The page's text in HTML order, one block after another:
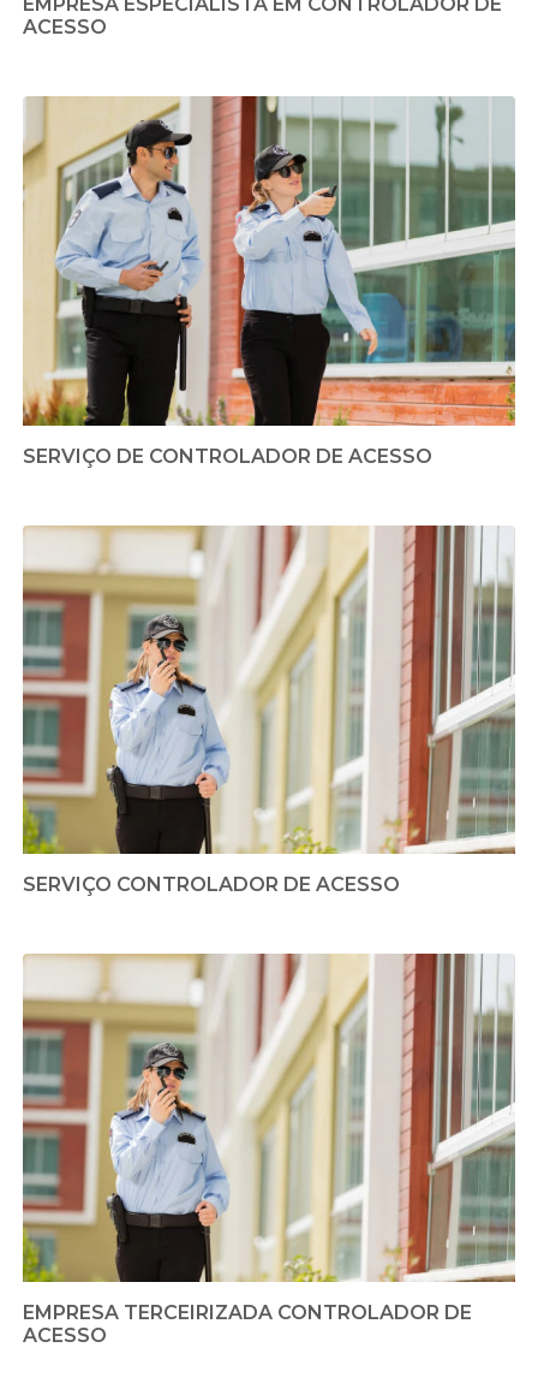
EMPRESA ESPECIALISTA EM CONTROLADOR DE
ACESSO
SERVIÇO DE CONTROLADOR DE ACESSO
SERVIÇO CONTROLADOR DE ACESSO
EMPRESA TERCEIRIZADA CONTROLADOR DE
ACESSO